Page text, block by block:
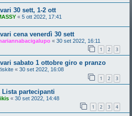
30 sett, 1-2 ott
« 5 ott 2022, 17:41
cena venerdì 30 sett
« 30 set 2022, 16:11
1 2 3
sabato 1 ottobre giro e pranzo
« 30 set 2022, 16:08
1 2 3
Lista partecipanti
« 30 set 2022, 14:48
1 2 3 4